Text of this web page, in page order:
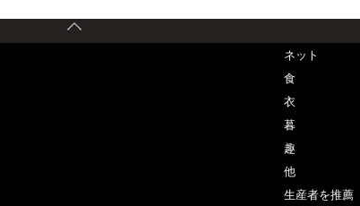
ネット
食
衣
暮
趣
他
生産者を推薦